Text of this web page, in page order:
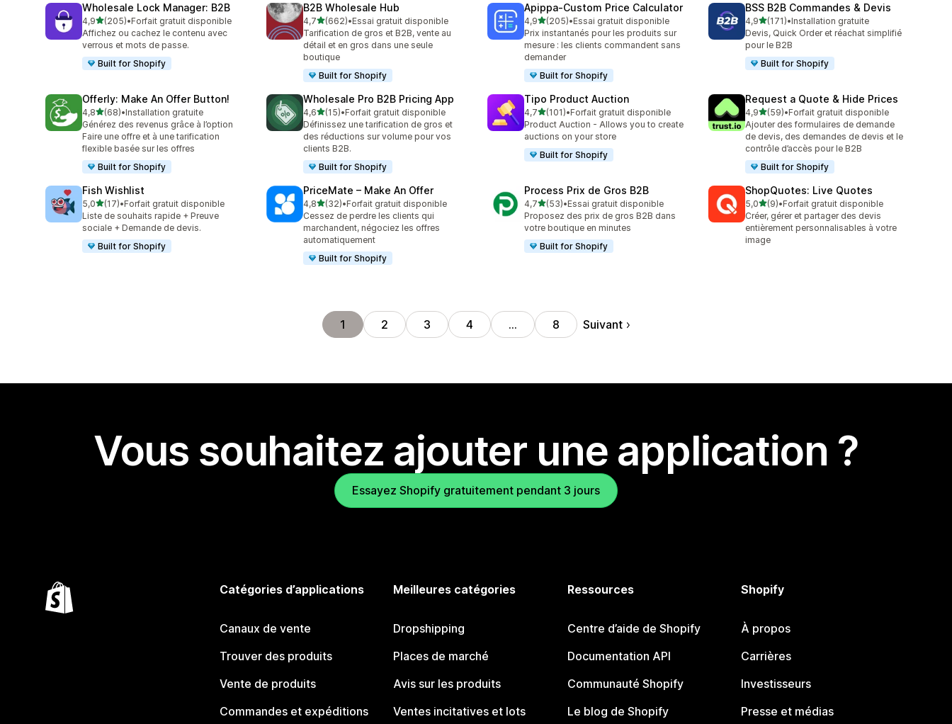
Wholesale Lock Manager: B2B
4,9étoile(s) sur 5
(205)
205 avis au total
•Forfait gratuit disponible
Affichez ou cachez le contenu avec
verrous et mots de passe.
Built for Shopify
B2B Wholesale Hub
4,7étoile(s) sur 5
(662)
662 avis au total
•Essai gratuit disponible
Tarification de gros et B2B, vente au
détail et en gros dans une seule
boutique
Built for Shopify
Apippa‑Custom Price Calculator
4,9étoile(s) sur 5
(205)
205 avis au total
•Essai gratuit disponible
Prix instantanés pour les produits sur
mesure : les clients commandent sans
demander
Built for Shopify
BSS B2B Commandes & Devis
4,9étoile(s) sur 5
(171)
171 avis au total
•Installation gratuite
Devis, Quick Order et réachat simplifié
pour le B2B
Built for Shopify
Offerly: Make An Offer Button!
4,8étoile(s) sur 5
(68)
68 avis au total
•Installation gratuite
Générez des revenus grâce à l’option
Faire une offre et à une tarification
flexible basée sur les offres
Built for Shopify
Wholesale Pro B2B Pricing App
4,6étoile(s) sur 5
(15)
15 avis au total
•Forfait gratuit disponible
Définissez une tarification de gros et
des réductions sur volume pour vos
clients B2B.
Built for Shopify
Tipo Product Auction
4,7étoile(s) sur 5
(101)
101 avis au total
•Forfait gratuit disponible
Product Auction - Allows you to create
auctions on your store
Built for Shopify
Request a Quote & Hide Prices
4,9étoile(s) sur 5
(59)
59 avis au total
•Forfait gratuit disponible
Ajouter des formulaires de demande
de devis, des demandes de devis et le
contrôle d’accès pour le B2B
Built for Shopify
Fish Wishlist
5,0étoile(s) sur 5
(17)
17 avis au total
•Forfait gratuit disponible
Liste de souhaits rapide + Preuve
sociale + Demande de devis.
Built for Shopify
PriceMate – Make An Offer
4,8étoile(s) sur 5
(32)
32 avis au total
•Forfait gratuit disponible
Cessez de perdre les clients qui
marchandent, négociez les offres
automatiquement
Built for Shopify
Process Prix de Gros B2B
4,7étoile(s) sur 5
(53)
53 avis au total
•Essai gratuit disponible
Proposez des prix de gros B2B dans
votre boutique en minutes
Built for Shopify
ShopQuotes: Live Quotes
5,0étoile(s) sur 5
(9)
9 avis au total
•Forfait gratuit disponible
Créer, gérer et partager des devis
entièrement personnalisables à votre
image
1 2 3 4 … 8 Suivant
Vous souhaitez ajouter une application ?
Essayez Shopify gratuitement pendant 3 jours
Catégories d’applications
Canaux de vente
Trouver des produits
Vente de produits
Commandes et expéditions
Meilleures catégories
Dropshipping
Places de marché
Avis sur les produits
Ventes incitatives et lots
Ressources
Centre d’aide de Shopify
Documentation API
Communauté Shopify
Le blog de Shopify
Shopify
À propos
Carrières
Investisseurs
Presse et médias